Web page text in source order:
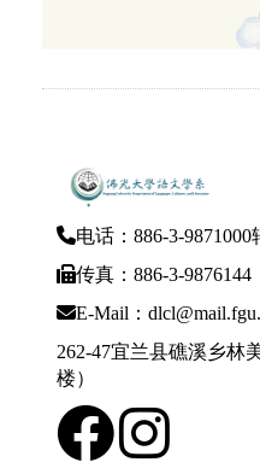
电话：886-3-9871000
传真：886-3-9876144
E-Mail：
262-47宜兰县礁溪乡林
楼）